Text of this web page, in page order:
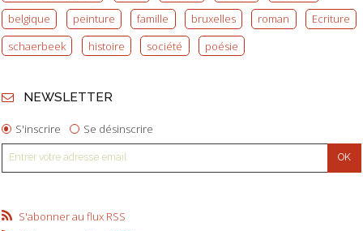
belgique
peinture famille bruxelles roman
Ecriture
schaerbeek
histoire société poésie
NEWSLETTER
S'inscrire Se désinscrire
S'abonner au flux RSS